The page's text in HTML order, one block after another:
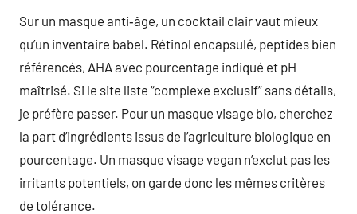
Sur un masque anti‑âge, un cocktail clair vaut mieux
qu’un inventaire babel. Rétinol encapsulé, peptides bien
référencés, AHA avec pourcentage indiqué et pH
maîtrisé. Si le site liste “complexe exclusif” sans détails,
je préfère passer. Pour un masque visage bio, cherchez
la part d’ingrédients issus de l’agriculture biologique en
pourcentage. Un masque visage vegan n’exclut pas les
irritants potentiels, on garde donc les mêmes critères
de tolérance.